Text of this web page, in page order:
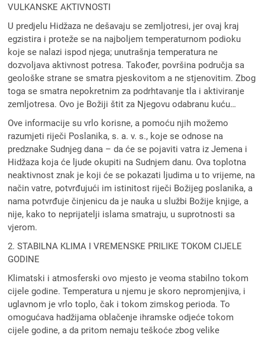
VULKANSKE AKTIVNOSTI
U predjelu Hidžaza ne dešavaju se zemljotresi, jer ovaj kraj
egzistira i proteže se na najboljem temperaturnom podioku
koje se nalazi ispod njega; unutrašnja temperatura ne
dozvoljava aktivnost potresa. Također, površina područja sa
geološke strane se smatra pjeskovitom a ne stjenovitim. Zbog
toga se smatra nepokretnim za podrhtavanje tla i aktiviranje
zemljotresa. Ovo je Božiji štit za Njegovu odabranu kuću…
Ove informacije su vrlo korisne, a pomoću njih možemo
razumjeti riječi Poslanika, s. a. v. s., koje se odnose na
predznake Sudnjeg dana – da će se pojaviti vatra iz Jemena i
Hidžaza koja će ljude okupiti na Sudnjem danu. Ova toplotna
neaktivnost znak je koji će se pokazati ljudima u to vrijeme, na
način vatre, potvrđujući im istinitost riječi Božijeg poslanika, a
nama potvrđuje činjenicu da je nauka u službi Božije knjige, a
nije, kako to neprijatelji islama smatraju, u suprotnosti sa
vjerom.
2. STABILNA KLIMA I VREMENSKE PRILIKE TOKOM CIJELE
GODINE
Klimatski i atmosferski ovo mjesto je veoma stabilno tokom
cijele godine. Temperatura u njemu je skoro nepromjenjiva, i
uglavnom je vrlo toplo, čak i tokom zimskog perioda. To
omogućava hadžijama oblačenje ihramske odjeće tokom
cijele godine, a da pritom nemaju teškoće zbog velike